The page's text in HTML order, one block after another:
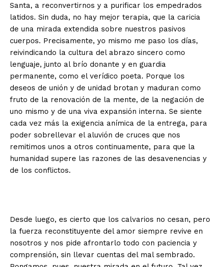
Santa, a reconvertirnos y a purificar los empedrados
latidos. Sin duda, no hay mejor terapia, que la caricia
de una mirada extendida sobre nuestros pasivos
cuerpos. Precisamente, yo mismo me paso los días,
reivindicando la cultura del abrazo sincero como
lenguaje, junto al brío donante y en guardia
permanente, como el verídico poeta. Porque los
deseos de unión y de unidad brotan y maduran como
fruto de la renovación de la mente, de la negación de
uno mismo y de una viva expansión interna. Se siente
cada vez más la exigencia anímica de la entrega, para
poder sobrellevar el aluvión de cruces que nos
remitimos unos a otros continuamente, para que la
humanidad supere las razones de las desavenencias y
de los conflictos.
Desde luego, es cierto que los calvarios no cesan, pero
la fuerza reconstituyente del amor siempre revive en
nosotros y nos pide afrontarlo todo con paciencia y
comprensión, sin llevar cuentas del mal sembrado.